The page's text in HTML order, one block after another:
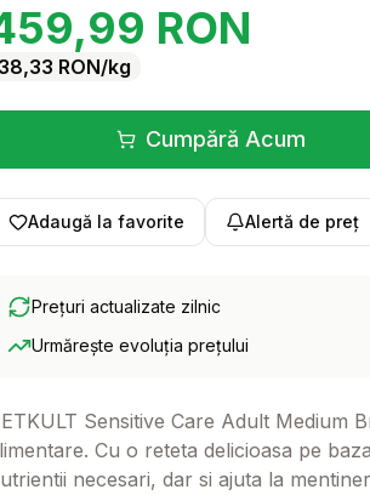
RON
38,33 RON/kg
Cumpără Acum
(se deschide
Adaugă la favorite Alertă de preț
Prețuri actualizate zilnic
Urmărește evoluția prețului
Sensitive Care Adult Medium
Cu o reteta delicioasa pe
necesari, dar si ajuta la